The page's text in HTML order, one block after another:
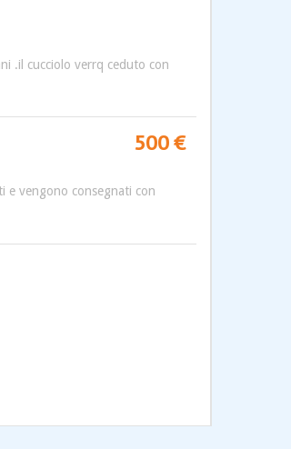
.il cucciolo verrq ceduto con
500 €
e vengono consegnati con